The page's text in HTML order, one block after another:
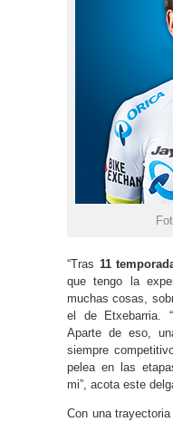
“Tras 11
que tengo la
muchas cosas,
el de Etxebarria.
Aparte de eso,
siempre
pelea en las
mi”, acota este
Con una